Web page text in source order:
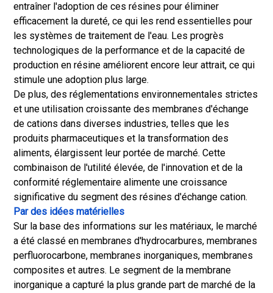
entraîner l'adoption de ces résines pour éliminer
efficacement la dureté, ce qui les rend essentielles pour
les systèmes de traitement de l'eau. Les progrès
technologiques de la performance et de la capacité de
production en résine améliorent encore leur attrait, ce qui
stimule une adoption plus large.
De plus, des réglementations environnementales strictes
et une utilisation croissante des membranes d'échange
de cations dans diverses industries, telles que les
produits pharmaceutiques et la transformation des
aliments, élargissent leur portée de marché. Cette
combinaison de l'utilité élevée, de l'innovation et de la
conformité réglementaire alimente une croissance
significative du segment des résines d'échange cation.
Par des idées matérielles
Sur la base des informations sur les matériaux, le marché
a été classé en membranes d'hydrocarbures, membranes
perfluorocarbone, membranes inorganiques, membranes
composites et autres. Le segment de la membrane
inorganique a capturé la plus grande part de marché de la